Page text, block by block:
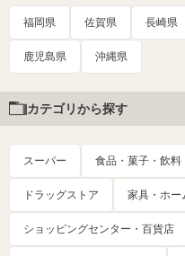
福岡県 佐賀県 長崎県
鹿児島県 沖縄県
カテゴリから探す
スーパー 食品・菓子・飲料
ドラッグストア 家具・ホー
ショッピングセンター・百貨店